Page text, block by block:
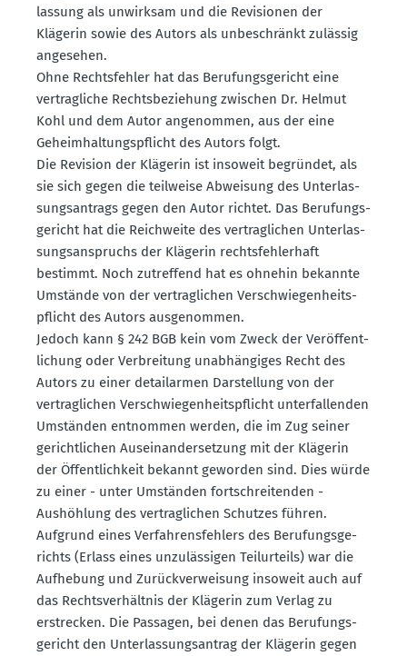
lassung als unwirksam und die Revisionen der
Klägerin sowie des Autors als unbeschränkt zulässig
angesehen.
Ohne Rechts­fehler hat das Berufungs­ge­richt eine
vertrag­liche Rechts­be­ziehung zwischen Dr. Helmut
Kohl und dem Autor angenommen, aus der eine
Geheim­hal­tungs­pflicht des Autors folgt.
Die Revision der Klägerin ist insoweit begründet, als
sie sich gegen die teilweise Abweisung des Unter­las­
sungs­an­trags gegen den Autor richtet. Das Berufungs­
ge­richt hat die Reich­weite des vertrag­lichen Unter­las­
sungs­an­spruchs der Klägerin rechts­feh­lerhaft
bestimmt. Noch zutreffend hat es ohnehin bekannte
Umstände von der vertrag­lichen Verschwie­gen­heits­
pflicht des Autors ausge­nommen.
Jedoch kann § 242 BGB kein vom Zweck der Veröf­fent­
li­chung oder Verbreitung unabhän­giges Recht des
Autors zu einer detail­armen Darstellung von der
vertrag­lichen Verschwie­gen­heits­pflicht unter­fal­lenden
Umständen entnommen werden, die im Zug seiner
gericht­lichen Ausein­an­der­setzung mit der Klägerin
der Öffent­lichkeit bekannt geworden sind. Dies würde
zu einer - unter Umständen fortschrei­tenden -
Aushöhlung des vertrag­lichen Schutzes führen.
Aufgrund eines Verfah­rens­fehlers des Berufungs­ge­
richts (Erlass eines unzuläs­sigen Teilur­teils) war die
Aufhebung und Zurück­ver­weisung insoweit auch auf
das Rechts­ver­hältnis der Klägerin zum Verlag zu
erstrecken. Die Passagen, bei denen das Berufungs­
ge­richt den Unter­las­sungs­antrag der Klägerin gegen